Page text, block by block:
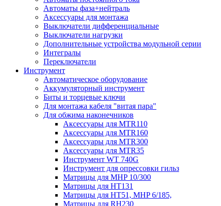
Автоматы фаза+нейтраль
Аксессуары для монтажа
Выключатели дифференциальные
Выключатели нагрузки
Дополнительные устройства модульной серии
Интегралы
Переключатели
Инструмент
Автоматическое оборудование
Аккумуляторный инструмент
Биты и торцевые ключи
Для монтажа кабеля "витая пара"
Для обжима наконечников
Аксессуары для MTR110
Аксессуары для MTR160
Аксессуары для MTR300
Аксессуары для MTR35
Инструмент WT 740G
Инструмент для опрессовки гильз
Матрицы для MHP 10/300
Матрицы для НТ131
Матрицы для НТ51, MHP 6/185,
Матрицы для RH230